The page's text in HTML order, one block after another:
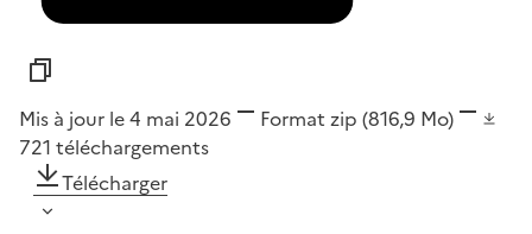
Mis à jour le 4 mai 2026 Format zip (816,9 Mo)
721 téléchargements
Télécharger